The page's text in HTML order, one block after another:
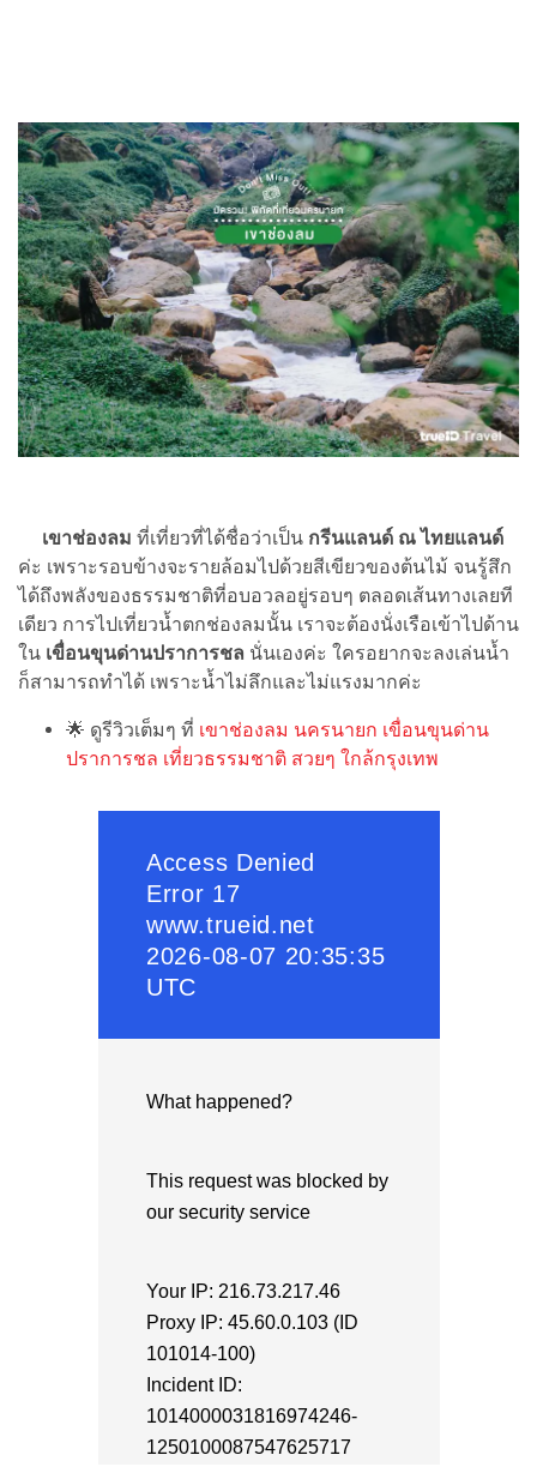
เขาช่องลม ที่เที่ยวที่ได้ชื่อว่าเป็น กรีนแลนด์ ณ ไทยแลนด์
ค่ะ เพราะรอบข้างจะรายล้อมไปด้วยสีเขียวของต้นไม้ จนรู้สึก
ได้ถึงพลังของธรรมชาติที่อบอวลอยู่รอบๆ ตลอดเส้นทางเลยที
เดียว การไปเที่ยวน้ำตกช่องลมนั้น เราจะต้องนั่งเรือเข้าไปด้าน
ใน เขื่อนขุนด่านปราการชล นั่นเองค่ะ ใครอยากจะลงเล่นน้ำ
ก็สามารถทำได้ เพราะน้ำไม่ลึกและไม่แรงมากค่ะ
🌟 ดูรีวิวเต็มๆ ที่ เขาช่องลม นครนายก เขื่อนขุนด่าน
ปราการชล เที่ยวธรรมชาติ สวยๆ ใกล้กรุงเทพ